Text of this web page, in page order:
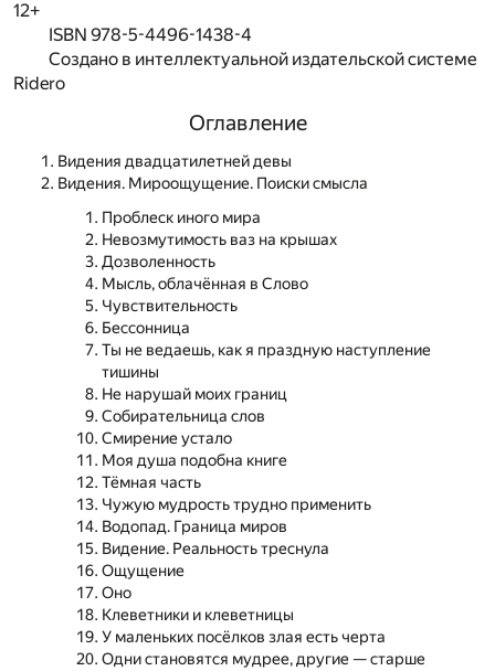
12+
ISBN 978-5-4496-1438-4
Создано в интеллектуальной издательской системе
Ridero
Оглавление
Видения двадцатилетней девы
Видения. Мироощущение. Поиски смысла
Проблеск иного мира
Невозмутимость ваз на крышах
Дозволенность
Мысль, облачённая в Слово
Чувствительность
Бессонница
Ты не ведаешь, как я праздную наступление
тишины
Не нарушай моих границ
Собирательница слов
Смирение устало
Моя душа подобна книге
Тёмная часть
Чужую мудрость трудно применить
Водопад. Граница миров
Видение. Реальность треснула
Ощущение
Оно
Клеветники и клеветницы
У маленьких посёлков злая есть черта
Одни становятся мудрее, другие — старше